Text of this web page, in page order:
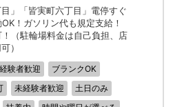
」「皆実町六丁目」電停すぐ
！ガソリン代も規定支給！
（駐輪場料金は自己負担、店
）
経験者歓迎
ブランクOK
未経験者歓迎
土日のみ